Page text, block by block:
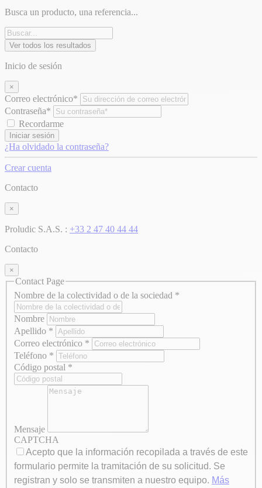
Busca un producto, una referencia...
Ver todos los resultados
Inicio de sesión
×
Correo electrónico*
Contraseña*
Recordarme
Iniciar sesión
¿Ha olvidado la contraseña?
Crear cuenta
Contacto
×
Proludic S.A.S. : +33 2 47 40 44 44
Contacto
×
Contact Page
Nombre de la colectividad o de la sociedad *
Nombre
Apellido *
Correo electrónico *
Teléfono *
Código postal *
Mensaje
CAPTCHA
Acepto que la información recopilada a través de este
formulario permite la tramitación de su solicitud. Se
registran y solo se transmiten a nuestro equipo. Más